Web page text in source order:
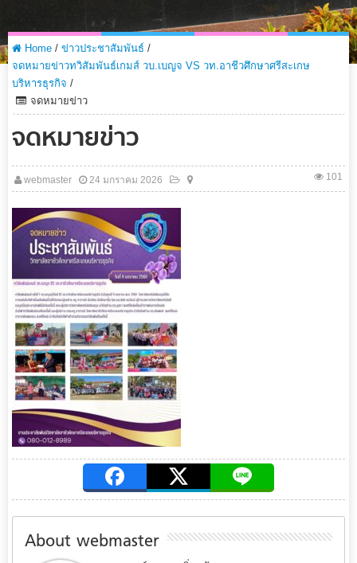
Home / ข่าวประชาสัมพันธ์ /
จดหมายข่าวทวิสัมพันธ์เกมส์ วบ.เบญจ VS วท.อาชีวศึกษาศรีสะเกษ
บริหารธุรกิจ /
จดหมายข่าว
จดหมายข่าว
webmaster 24 มกราคม 2026 101
About webmaster